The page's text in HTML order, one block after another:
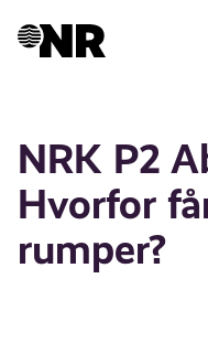
NRK P2
Hvorfor
rumper?